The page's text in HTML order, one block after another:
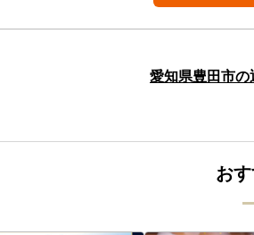
愛知県豊田市
お